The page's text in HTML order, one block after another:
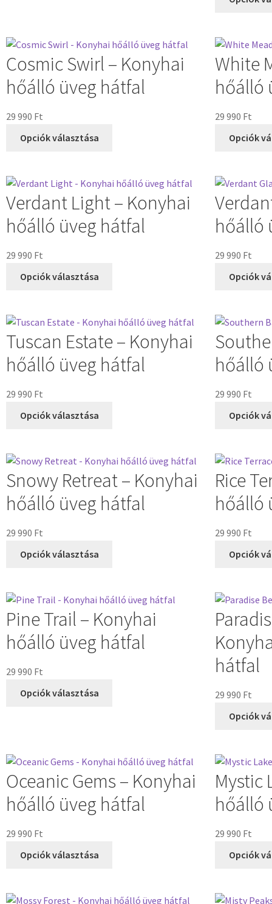
Cosmic Swirl – Konyhai
hőálló üveg hátfal
29 990 Ft
Opciók választása
White
hőálló
29 990 Ft
Opciók
Verdant Light – Konyhai
hőálló üveg hátfal
29 990 Ft
Opciók választása
hőálló
29 990 Ft
Opciók
Tuscan Estate – Konyhai
hőálló üveg hátfal
29 990 Ft
Opciók választása
hőálló
29 990 Ft
Opciók
Snowy Retreat – Konyhai
hőálló üveg hátfal
29 990 Ft
Opciók választása
Rice
hőálló
29 990 Ft
Opciók
Pine Trail – Konyhai
hőálló üveg hátfal
29 990 Ft
Opciók választása
hátfal
29 990 Ft
Opciók
Oceanic Gems – Konyhai
hőálló üveg hátfal
29 990 Ft
Opciók választása
Mystic
hőálló
29 990 Ft
Opciók